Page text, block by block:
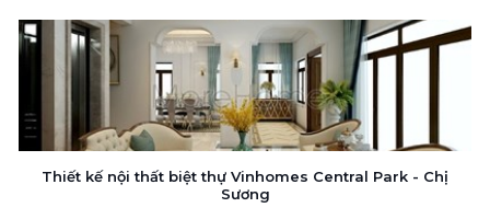
Thiết kế nội thất biệt thự Vinhomes Central Park - Chị
Sương